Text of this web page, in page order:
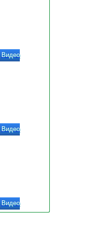
Видео
Видео
Видео